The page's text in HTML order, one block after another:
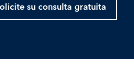
su consulta gratuita